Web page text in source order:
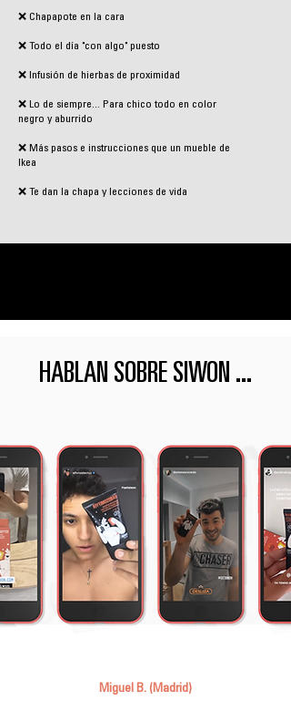
❌ Chapapote en la cara
❌ Todo el día "con algo" puesto
❌ Infusión de hierbas de proximidad
❌ Lo de siempre... Para chico todo en color
negro y aburrido
❌ Más pasos e instrucciones que un mueble de
Ikea
❌ Te dan la chapa y lecciones de vida
HABLAN SOBRE SIWON ...
Miguel B. (Madrid)